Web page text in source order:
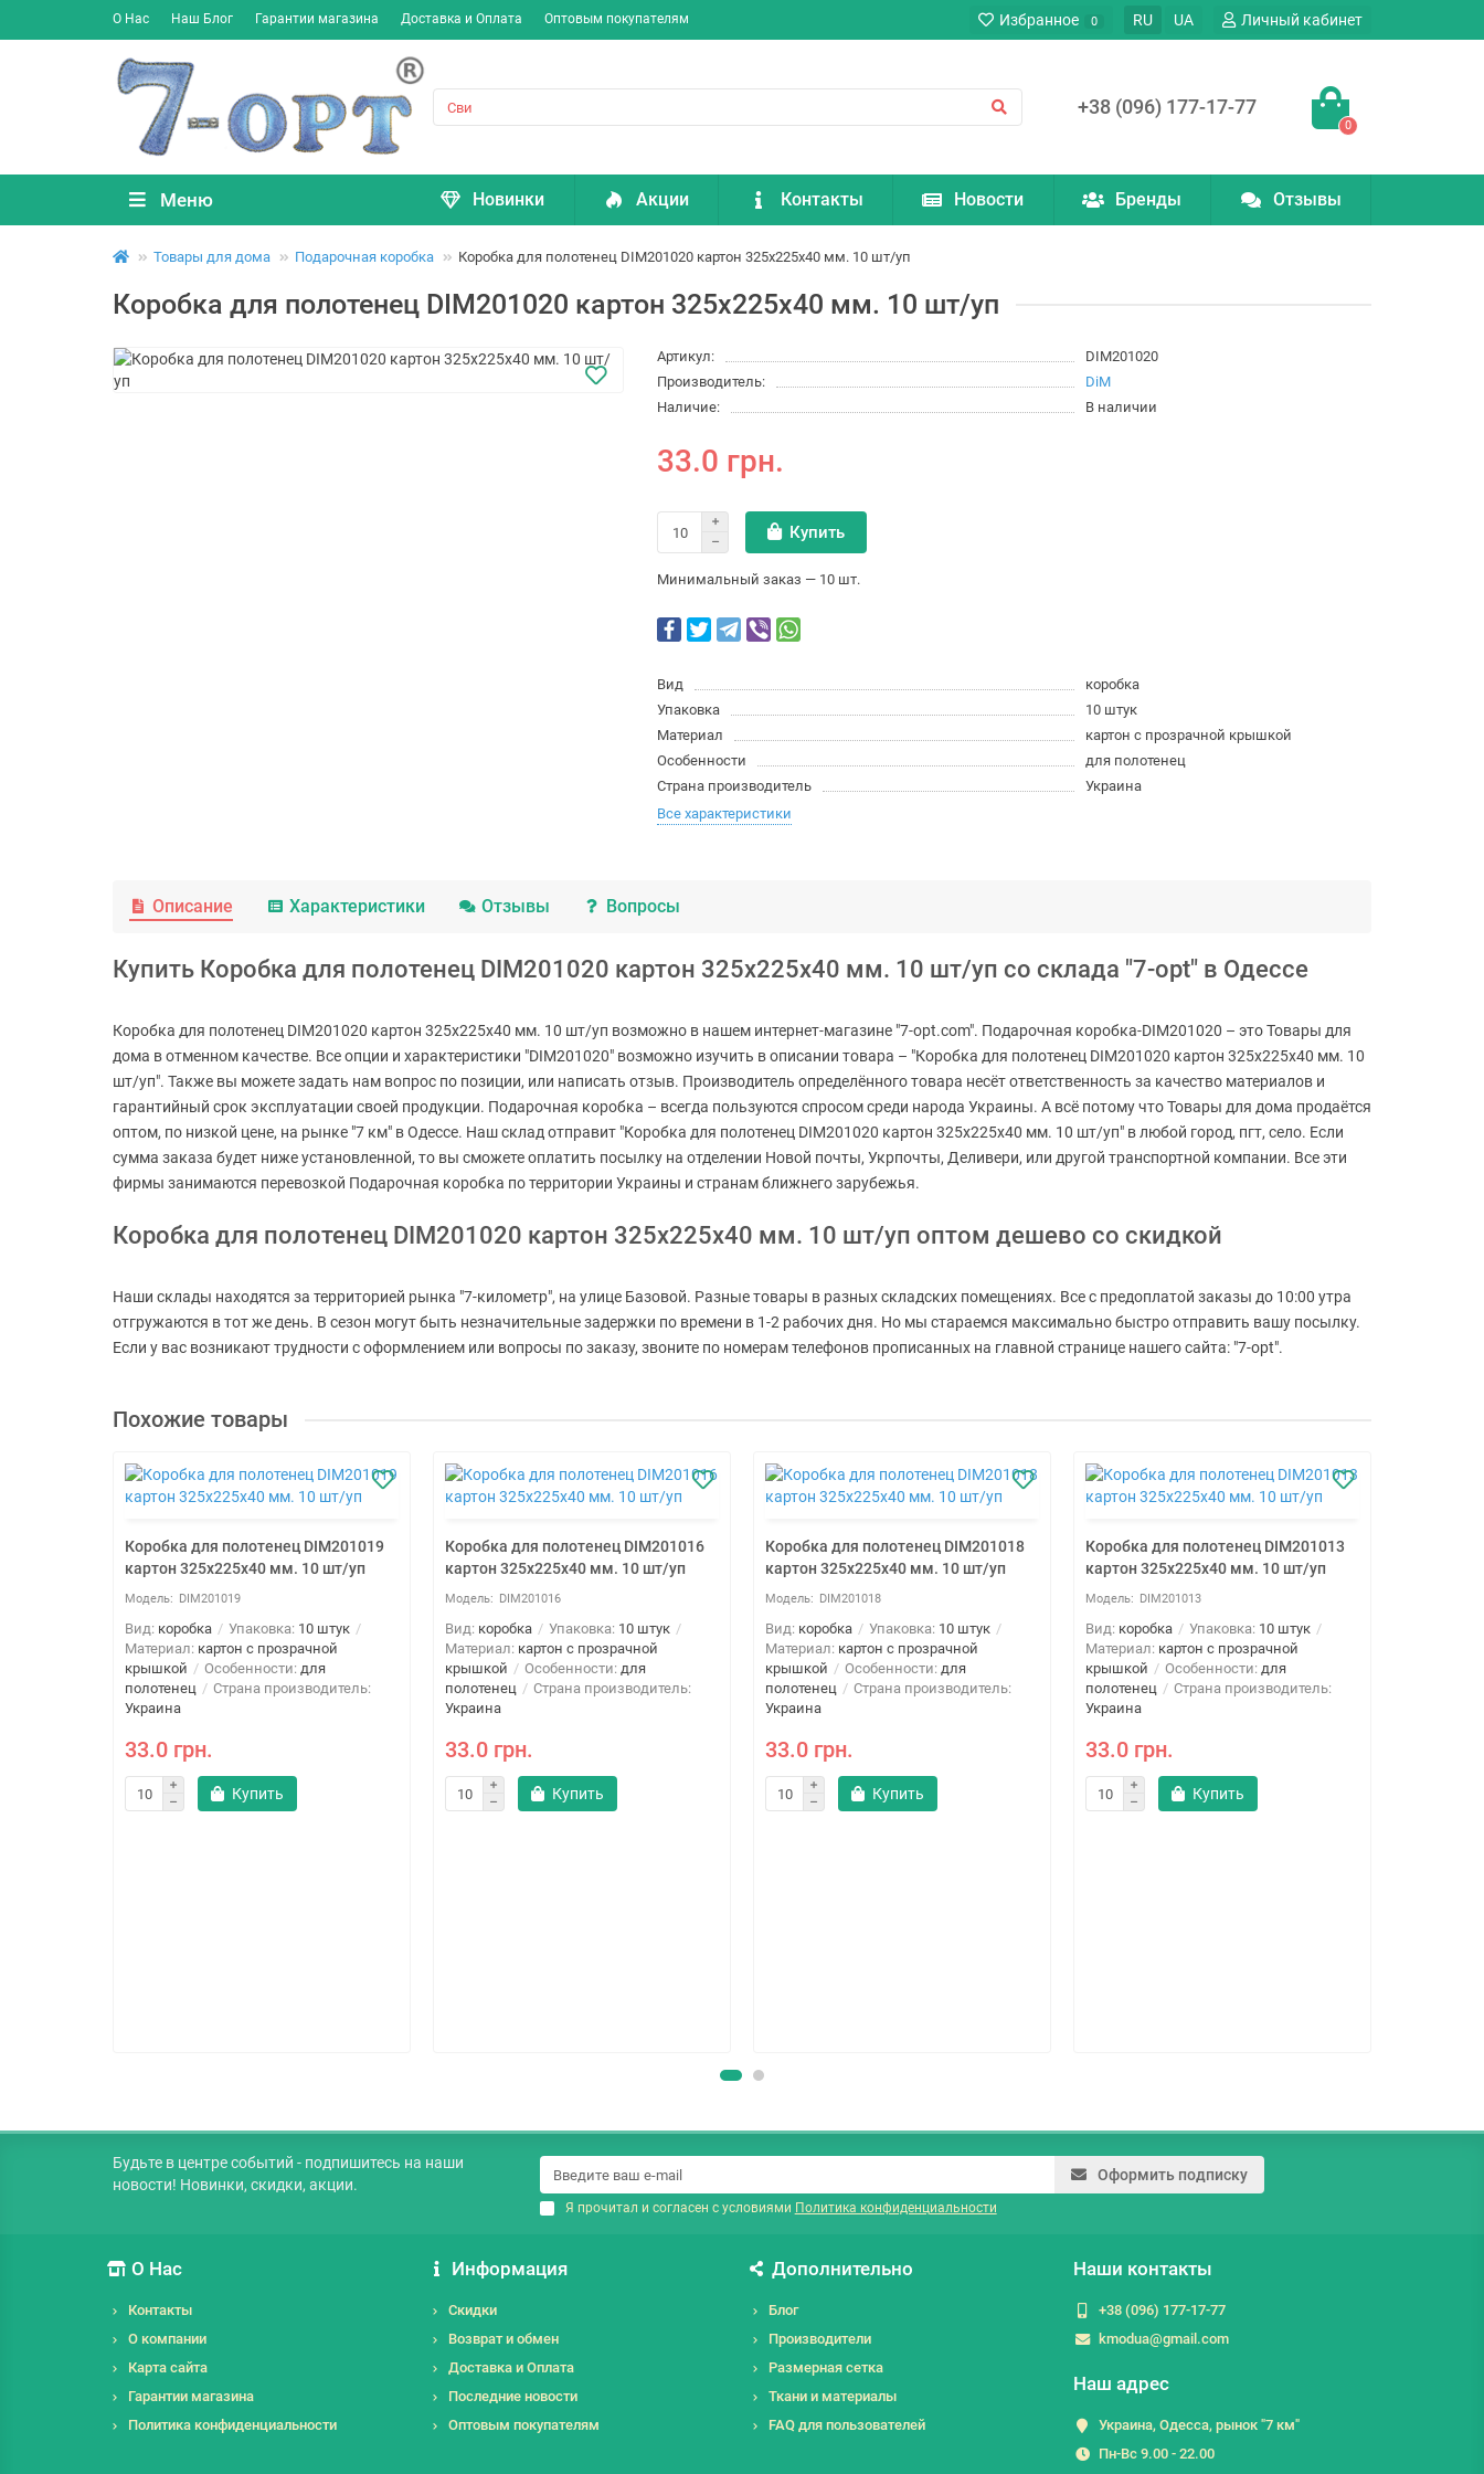
О Нас Наш Блог Гарантии магазина Доставка и Оплата Оптовым покупателям Избранное 0 RU UA Личный кабинет
+38 (096) 177-17-77
0
Меню Новинки Акции Контакты Новости Бренды Отзывы
Товары для дома Подарочная коробка Коробка для полотенец DIM201020 картон 325х225х40 мм. 10 шт/уп
Коробка для полотенец DIM201020 картон 325х225х40 мм. 10 шт/уп
Артикул:
DIM201020
Производитель:
DiM
Наличие:
В наличии
33.0 грн.
Купить
Минимальный заказ — 10 шт.
Вид
коробка
Упаковка
10 штук
Материал
картон с прозрачной крышкой
Особенности
для полотенец
Страна производитель
Украина
Все характеристики
Описание Характеристики Отзывы Вопросы
Купить Коробка для полотенец DIM201020 картон 325х225х40 мм. 10 шт/уп со склада "7-opt" в Одессе
Коробка для полотенец DIM201020 картон 325х225х40 мм. 10 шт/уп возможно в нашем интернет-магазине "7-opt.com". Подарочная коробка-DIM201020 – это Товары для
дома в отменном качестве. Все опции и характеристики "DIM201020" возможно изучить в описании товара – "Коробка для полотенец DIM201020 картон 325х225х40 мм. 10
шт/уп". Также вы можете задать нам вопрос по позиции, или написать отзыв. Производитель определённого товара несёт ответственность за качество материалов и
гарантийный срок эксплуатации своей продукции. Подарочная коробка – всегда пользуются спросом среди народа Украины. А всё потому что Товары для дома продаётся
оптом, по низкой цене, на рынке "7 км" в Одессе. Наш склад отправит "Коробка для полотенец DIM201020 картон 325х225х40 мм. 10 шт/уп" в любой город, пгт, село. Если
сумма заказа будет ниже установленной, то вы сможете оплатить посылку на отделении Новой почты, Укрпочты, Деливери, или другой транспортной компании. Все эти
фирмы занимаются перевозкой Подарочная коробка по территории Украины и странам ближнего зарубежья.
Коробка для полотенец DIM201020 картон 325х225х40 мм. 10 шт/уп оптом дешево со скидкой
Наши склады находятся за территорией рынка "7-километр", на улице Базовой. Разные товары в разных складских помещениях. Все с предоплатой заказы до 10:00 утра
отгружаются в тот же день. В сезон могут быть незначительные задержки по времени в 1-2 рабочих дня. Но мы стараемся максимально быстро отправить вашу посылку.
Если у вас возникают трудности с оформлением или вопросы по заказу, звоните по номерам телефонов прописанных на главной странице нашего сайта: "7-opt".
Похожие товары
Коробка для полотенец DIM201019
картон 325х225х40 мм. 10 шт/уп
DIM201019
Вид: коробка Упаковка: 10 штук
Материал: картон с прозрачной
крышкой
Особенности: для
полотенец
Страна производитель:
Украина
33.0 грн.
Купить
Коробка для полотенец DIM201016
картон 325х225х40 мм. 10 шт/уп
DIM201016
Вид: коробка Упаковка: 10 штук
Материал: картон с прозрачной
крышкой
Особенности: для
полотенец
Страна производитель:
Украина
33.0 грн.
Купить
Коробка для полотенец DIM201018
картон 325х225х40 мм. 10 шт/уп
DIM201018
Вид: коробка Упаковка: 10 штук
Материал: картон с прозрачной
крышкой
Особенности: для
полотенец
Страна производитель:
Украина
33.0 грн.
Купить
Коробка для полотенец DIM201013
картон 325х225х40 мм. 10 шт/уп
DIM201013
Вид: коробка Упаковка: 10 штук
Материал: картон с прозрачной
крышкой
Особенности: для
полотенец
Страна производитель:
Украина
33.0 грн.
Купить
Будьте в центре событий - подпишитесь на наши
новости! Новинки, скидки, акции.
Оформить подписку
Я прочитал и согласен с условиями Политика конфиденциальности
О Нас
Контакты
О компании
Карта сайта
Гарантии магазина
Политика конфиденциальности
Информация
Скидки
Возврат и обмен
Доставка и Оплата
Последние новости
Оптовым покупателям
Дополнительно
Блог
Производители
Размерная сетка
Ткани и материалы
FAQ для пользователей
Наши контакты
+38 (096) 177-17-77
kmodua@gmail.com
Наш адрес
Украина, Одесса, рынок "7 км"
Пн-Вс 9.00 - 22.00